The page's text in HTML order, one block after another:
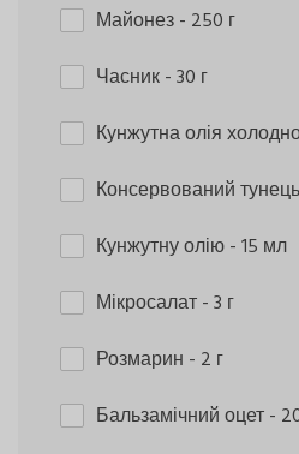
Майонез- 250 г
Часник- 30 г
Кунжутна олія
Консервований тунець
Кунжутну олію- 15 мл
Мікросалат- 3 г
Розмарин - 2 г
Бальзамічний оцет-